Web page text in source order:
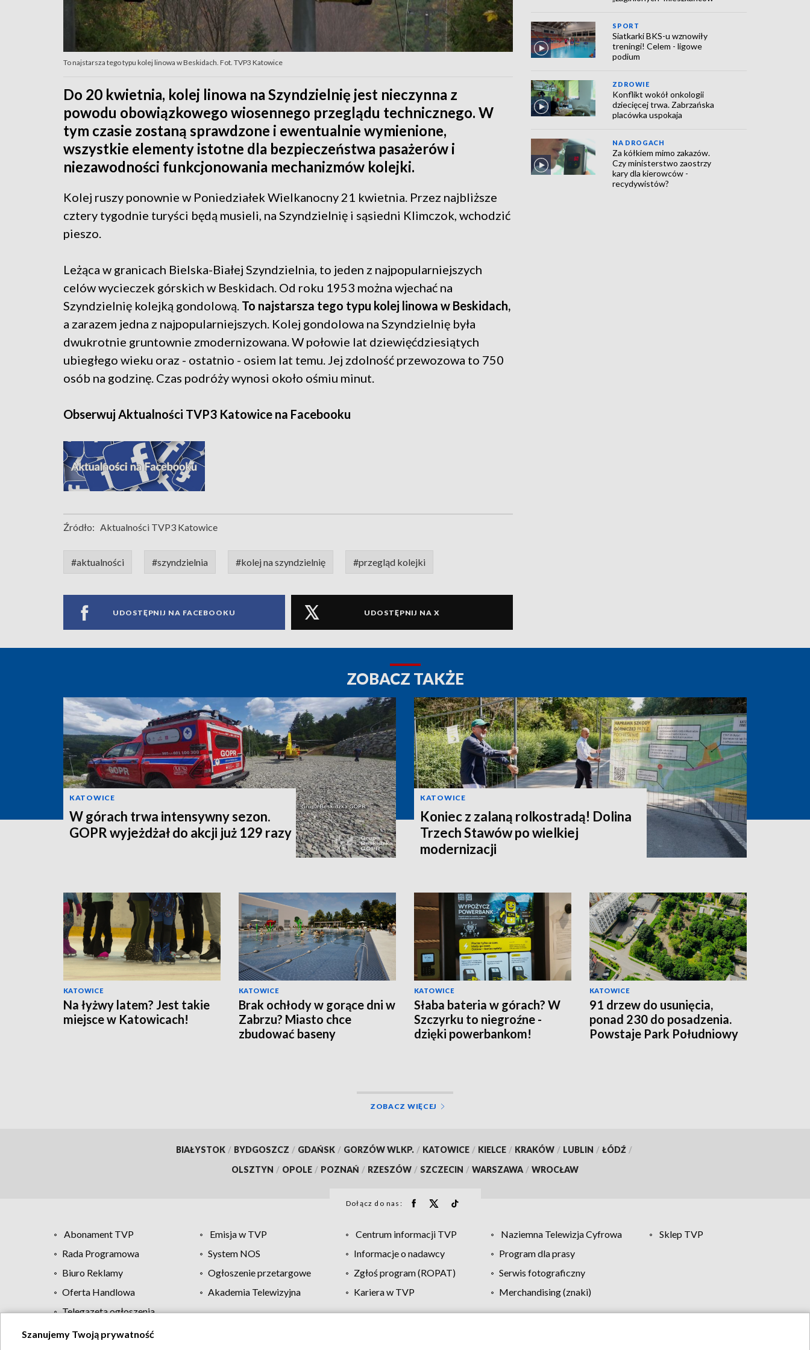
To najstarsza tego typu kolej linowa w Beskidach. Fot. TVP3 Katowice
Do 20 kwietnia, kolej linowa na Szyndzielnię jest nieczynna z
powodu obowiązkowego wiosennego przeglądu technicznego. W
tym czasie zostaną sprawdzone i ewentualnie wymienione,
wszystkie elementy istotne dla bezpieczeństwa pasażerów i
niezawodności funkcjonowania mechanizmów kolejki.
Kolej ruszy ponownie w Poniedziałek Wielkanocny 21 kwietnia. Przez najbliższe
cztery tygodnie turyści będą musieli, na Szyndzielnię i sąsiedni Klimczok, wchodzić
pieszo.
Leżąca w granicach Bielska-Białej Szyndzielnia, to jeden z najpopularniejszych
celów wycieczek górskich w Beskidach. Od roku 1953 można wjechać na
Szyndzielnię kolejką gondolową. To najstarsza tego typu kolej linowa w Beskidach,
a zarazem jedna z najpopularniejszych. Kolej gondolowa na Szyndzielnię była
dwukrotnie gruntownie zmodernizowana. W połowie lat dziewięćdziesiątych
ubiegłego wieku oraz - ostatnio - osiem lat temu. Jej zdolność przewozowa to 750
osób na godzinę. Czas podróży wynosi około ośmiu minut.
Obserwuj Aktualności TVP3 Katowice na Facebooku
Źródło: Aktualności TVP3 Katowice
#aktualności #szyndzielnia #kolej na szyndzielnię #przegląd kolejki
UDOSTĘPNIJ NA FACEBOOKU UDOSTĘPNIJ NA X
SPORT
Siatkarki BKS-u wznowiły
treningi! Celem - ligowe
podium
ZDROWIE
Konflikt wokół onkologii
dziecięcej trwa. Zabrzańska
placówka uspokaja
NA DROGACH
Za kółkiem mimo zakazów.
Czy ministerstwo zaostrzy
kary dla kierowców -
recydywistów?
ZOBACZ TAKŻE
KATOWICE
W górach trwa intensywny sezon.
GOPR wyjeżdżał do akcji już 129 razy
KATOWICE
Koniec z zalaną rolkostradą! Dolina
Trzech Stawów po wielkiej
modernizacji
KATOWICE
Na łyżwy latem? Jest takie
miejsce w Katowicach!
KATOWICE
Brak ochłody w gorące dni w
Zabrzu? Miasto chce
zbudować baseny
KATOWICE
Słaba bateria w górach? W
Szczyrku to niegroźne -
dzięki powerbankom!
KATOWICE
91 drzew do usunięcia,
ponad 230 do posadzenia.
Powstaje Park Południowy
ZOBACZ WIĘCEJ
BIAŁYSTOK / BYDGOSZCZ / GDAŃSK / GORZÓW WLKP. / KATOWICE / KIELCE / KRAKÓW / LUBLIN / ŁÓDŹ /
OLSZTYN / OPOLE / POZNAŃ / RZESZÓW / SZCZECIN / WARSZAWA / WROCŁAW
Dołącz do nas:
Abonament TVP Emisja w TVP Centrum informacji TVP Naziemna Telewizja Cyfrowa
Sklep TVP
Rada Programowa
System NOS Informacje o nadawcy
Program dla prasy
Biuro Reklamy
Ogłoszenie przetargowe Zgłoś program (ROPAT)
Serwis fotograficzny
Oferta Handlowa
Akademia Telewizyjna Kariera w TVP
Merchandising (znaki)
Telegazeta ogłoszenia
Szanujemy Twoją prywatność